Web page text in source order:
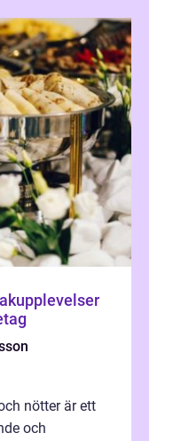
nötter är ett
och